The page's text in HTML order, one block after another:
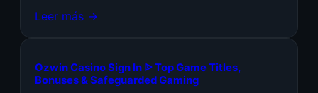
Leer más →
Ozwin Casino Sign In ᐉ Top Game Titles,
Bonuses & Safeguarded Gaming